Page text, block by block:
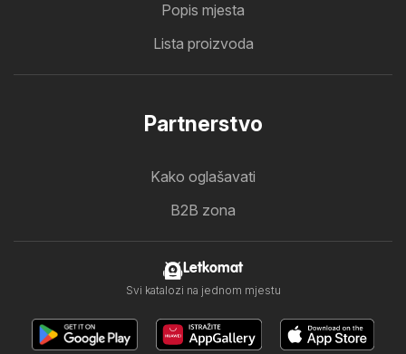
Popis mjesta
Lista proizvoda
Partnerstvo
Kako oglašavati
B2B zona
Letkomat
Svi katalozi na jednom mjestu